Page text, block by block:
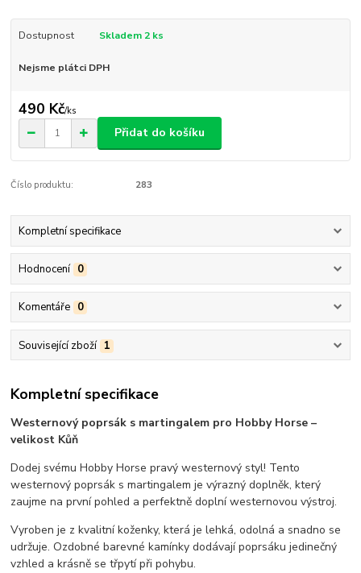
Dostupnost Skladem 2 ks
Nejsme plátci DPH
490 Kč/ks
Přidat do košíku
Číslo produktu: 283
Kompletní specifikace
Hodnocení 0
Komentáře 0
Související zboží 1
Kompletní specifikace
Westernový poprsák s martingalem pro Hobby Horse –
velikost Kůň
Dodej svému Hobby Horse pravý westernový styl! Tento
westernový poprsák s martingalem je výrazný doplněk, který
zaujme na první pohled a perfektně doplní westernovou výstroj.
Vyroben je z kvalitní koženky, která je lehká, odolná a snadno se
udržuje. Ozdobné barevné kamínky dodávají poprsáku jedinečný
vzhled a krásně se třpytí při pohybu.